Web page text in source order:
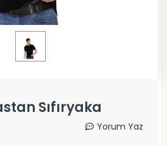
Sıfıryaka
Yorum Yaz